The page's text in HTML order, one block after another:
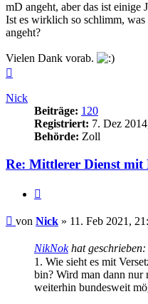
mD angeht, aber das ist einige
Ist es wirklich so schlimm,
angeht?
Vielen Dank vorab.
Nick
Beiträge: 120
Registriert: 7. Dez
Behörde: Zoll
Re: Mittlerer Dienst
Beitrag
von Nick » 11. Feb 2021,
NikNokhat geschrieben:
1. Wie sieht es mit
bin? Wird man dann nur
weiterhin bundesweit